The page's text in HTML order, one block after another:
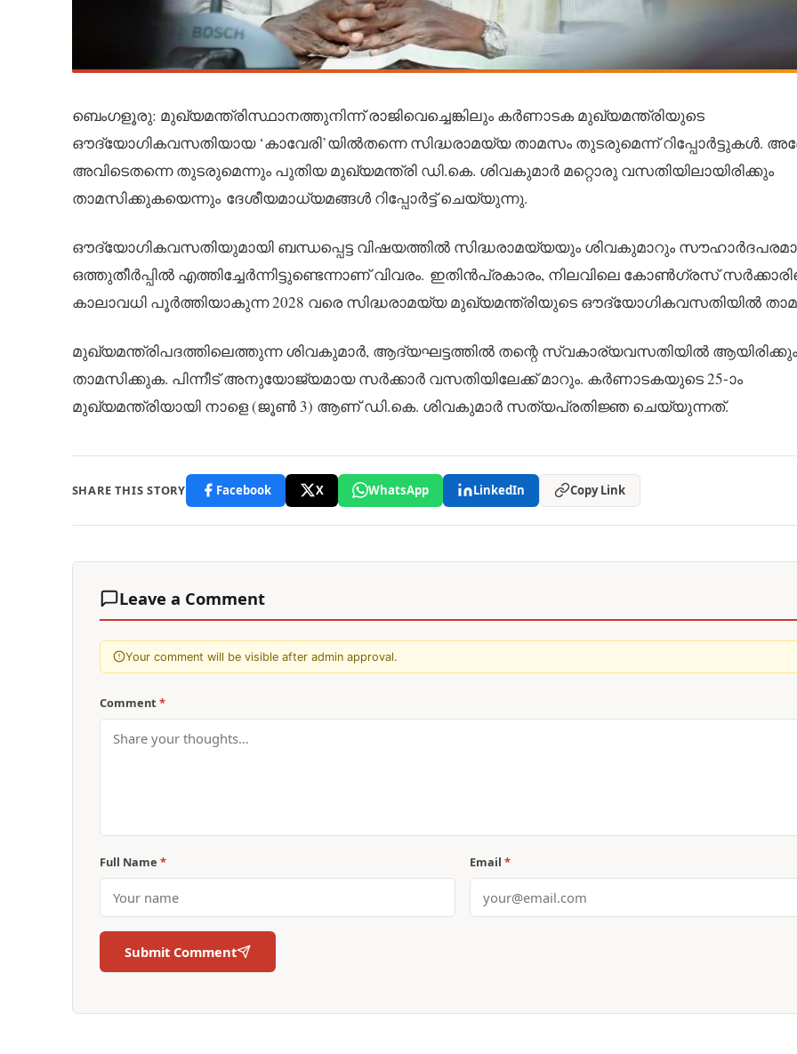
ബെംഗളൂരു: മുഖ്യമന്ത്രിസ്ഥാനത്തുനിന്ന് രാജിവെച്ചെങ്കിലും കർണാടക മുഖ്യമന്ത്രിയുടെ
ഔദ്യോഗികവസതിയായ ‘കാവേരി’യിൽതന്നെ സിദ്ധരാമയ്യ താമസം തുടരുമെന്ന് റിപ്പോർട്ടുകൾ.
അവിടെതന്നെ തുടരുമെന്നും പുതിയ മുഖ്യമന്ത്രി ഡി.കെ. ശിവകുമാർ മറ്റൊരു വസതിയിലായിരിക്കും
താമസിക്കുകയെന്നും ദേശീയമാധ്യമങ്ങൾ റിപ്പോർട്ട് ചെയ്യുന്നു.
ഔദ്യോഗികവസതിയുമായി ബന്ധപ്പെട്ട വിഷയത്തിൽ സിദ്ധരാമയ്യയും ശിവകുമാറും
ഒത്തുതീർപ്പിൽ എത്തിച്ചേർന്നിട്ടുണ്ടെന്നാണ് വിവരം. ഇതിൻപ്രകാരം, നിലവിലെ കോൺഗ്രസ്
കാലാവധി പൂർത്തിയാകുന്ന 2028 വരെ സിദ്ധരാമയ്യ മുഖ്യമന്ത്രിയുടെ ഔദ്യോഗികവസതിയിൽ
മുഖ്യമന്ത്രിപദത്തിലെത്തുന്ന ശിവകുമാർ, ആദ്യഘട്ടത്തിൽ തന്റെ സ്വകാര്യവസതിയിൽ ആയിരിക്കും
താമസിക്കുക. പിന്നീട് അനുയോജ്യമായ സർക്കാർ വസതിയിലേക്ക് മാറും. കർണാടകയുടെ 25-ാം
മുഖ്യമന്ത്രിയായി നാളെ (ജൂൺ 3) ആണ് ഡി.കെ. ശിവകുമാർ സത്യപ്രതിജ്ഞ ചെയ്യുന്നത്.
SHARE THIS STORY Facebook X WhatsApp LinkedIn Copy Link
Leave a Comment
Your comment will be visible after admin approval.
Comment *
Full Name * Email*
Submit Comment